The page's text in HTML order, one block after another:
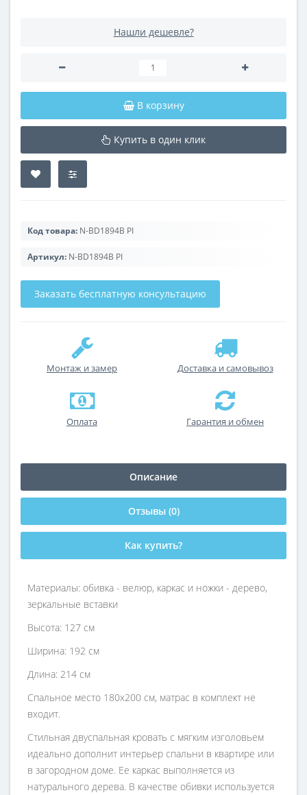
Нашли дешевле?
В корзину
Купить в один клик
Код товара: N-BD1894B PI
Артикул: N-BD1894B PI
Заказать бесплатную консультацию
Монтаж и замер Доставка и самовывоз
Оплата Гарантия и обмен
Описание
Отзывы (0)
Как купить?
Материалы: обивка - велюр, каркас и ножки - дерево,
зеркальные вставки
Высота: 127 см
Ширина: 192 см
Длина: 214 см
Спальное место 180х200 см, матрас в комплект не
входит.
Стильная двуспальная кровать с мягким изголовьем
идеально дополнит интерьер спальни в квартире или
в загородном доме. Ее каркас выполняется из
натурального дерева. В качестве обивки используется